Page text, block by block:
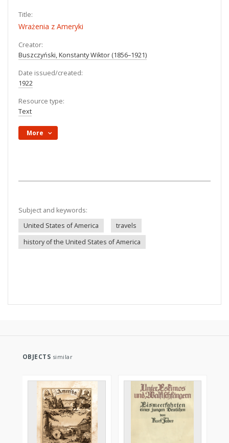
Title:
Wrażenia z Ameryki
Creator:
Buszczyński, Konstanty Wiktor (1856–1921)
Date issued/created:
1922
Resource type:
Text
More
Subject and keywords:
United States of America
travels
history of the United States of America
OBJECTS similar